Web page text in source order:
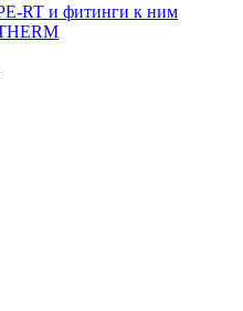
RT и фитинги к ним